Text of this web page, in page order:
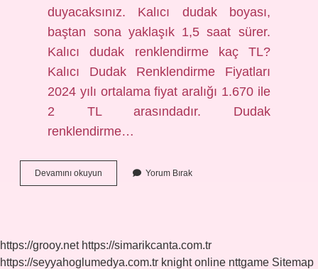
duyacaksınız. Kalıcı dudak boyası,
baştan sona yaklaşık 1,5 saat sürer.
Kalıcı dudak renklendirme kaç TL?
Kalıcı Dudak Renklendirme Fiyatları
2024 yılı ortalama fiyat aralığı 1.670 ile
2 TL arasındadır. Dudak
renklendirme…
Devamını okuyun
Dudak
Yorum Bırak
https://grooy.net https://simarikcanta.com.tr
https://seyyahoglumedya.com.tr knight online nttgame Sitemap